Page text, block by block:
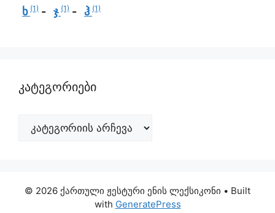
ხ (1) ჯ (1) ჰ (1)
კატეგორიები
© 2026 ქართული ჟესტური ენის ლექსიკონი • Built
with GeneratePress